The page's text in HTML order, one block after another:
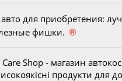
для приобретения:
фишки. ®
Shop - магазин
продукти для